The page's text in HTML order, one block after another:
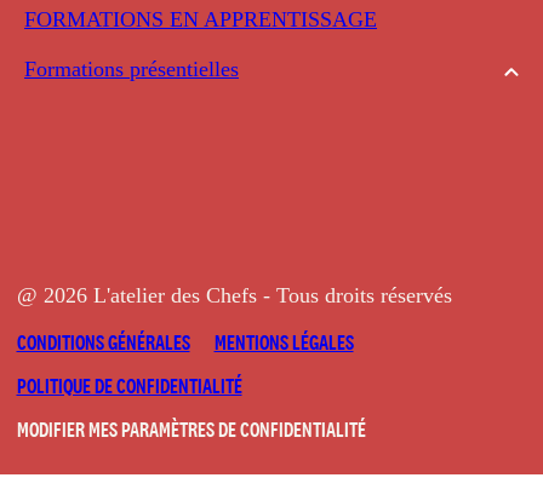
FORMATIONS EN APPRENTISSAGE
Formations présentielles
@ 2026 L'atelier des Chefs - Tous droits réservés
CONDITIONS GÉNÉRALES
MENTIONS LÉGALES
POLITIQUE DE CONFIDENTIALITÉ
MODIFIER MES PARAMÈTRES DE CONFIDENTIALITÉ